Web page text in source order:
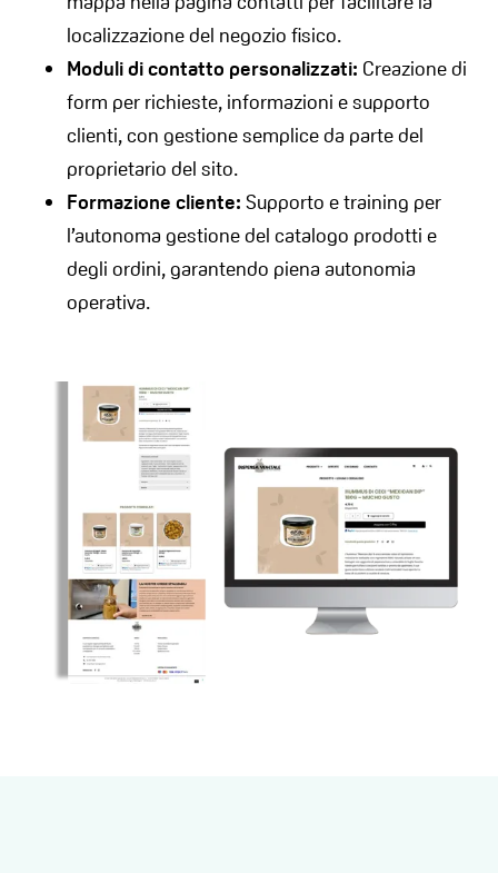
localizzazione del negozio fisico.
Moduli di contatto personalizzati: Creazione di
form per richieste, informazioni e supporto
clienti, con gestione semplice da parte del
proprietario del sito.
Formazione cliente: Supporto e training per
l’autonoma gestione del catalogo prodotti e
degli ordini, garantendo piena autonomia
operativa.